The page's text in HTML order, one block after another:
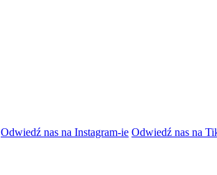
Odwiedź nas na Instagram-ie Odwiedź nas na